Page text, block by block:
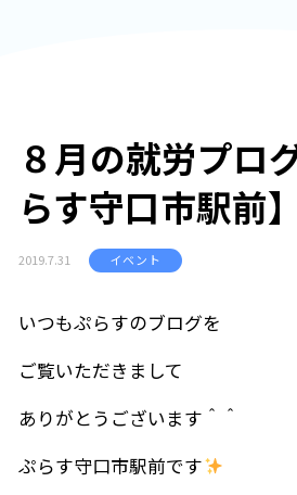
８月の就労プロ
らす守口市駅前】
2019.7.31 イベント
いつもぷらすのブログを
ご覧いただきまして
ありがとうございます＾＾
ぷらす守口市駅前です